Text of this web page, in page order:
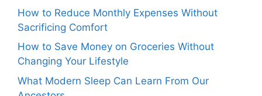
How to Reduce Monthly Expenses Without
Sacrificing Comfort
How to Save Money on Groceries Without
Changing Your Lifestyle
What Modern Sleep Can Learn From Our